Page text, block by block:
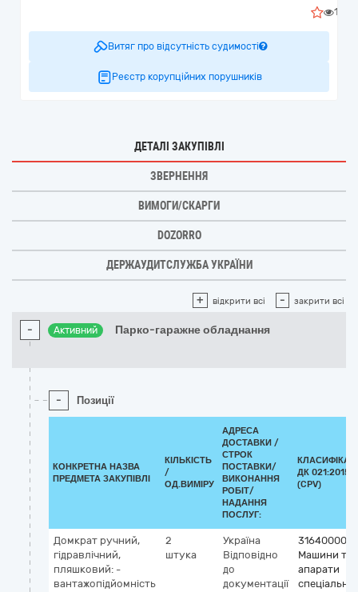
1
Витяг про відсутність судимості
Реєстр корупційних порушників
ДЕТАЛІ ЗАКУПІВЛІ
ЗВЕРНЕННЯ
ВИМОГИ/СКАРГИ
DOZORRO
ДЕРЖАУДИТСЛУЖБА УКРАЇНИ
+ відкрити всі - закрити всі
- Активний Парко-гаражне обладнання
- Позиції
КОНКРЕТНА НАЗВА
ПРЕДМЕТА ЗАКУПІВЛІ
КІЛЬКІСТЬ
/
ОД.ВИМІРУ
АДРЕСА
ДОСТАВКИ /
СТРОК
ПОСТАВКИ/
ВИКОНАННЯ
РОБІТ/
НАДАННЯ
ПОСЛУГ:
ДК 021:2015
(CPV)
Домкрат ручний,
гідравлічний,
пляшковий: -
вантажопідйомність
2
штука
Україна
Відповідно
до
документації
31640000-4
Машини та
апарати